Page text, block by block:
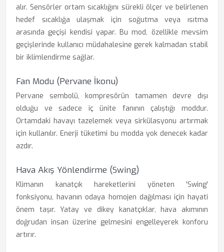
alır. Sensörler ortam sıcaklığını sürekli ölçer ve belirlenen
hedef sıcaklığa ulaşmak için soğutma veya ısıtma
arasında geçişi kendisi yapar. Bu mod, özellikle mevsim
geçişlerinde kullanıcı müdahalesine gerek kalmadan stabil
bir iklimlendirme sağlar.
Fan Modu (Pervane İkonu)
Pervane sembolü, kompresörün tamamen devre dışı
olduğu ve sadece iç ünite fanının çalıştığı moddur.
Ortamdaki havayı tazelemek veya sirkülasyonu artırmak
için kullanılır. Enerji tüketimi bu modda yok denecek kadar
azdır.
Hava Akış Yönlendirme (Swing)
Klimanın kanatçık hareketlerini yöneten 'Swing'
fonksiyonu, havanın odaya homojen dağılması için hayati
önem taşır. Yatay ve dikey kanatçıklar, hava akımının
doğrudan insan üzerine gelmesini engelleyerek konforu
artırır.